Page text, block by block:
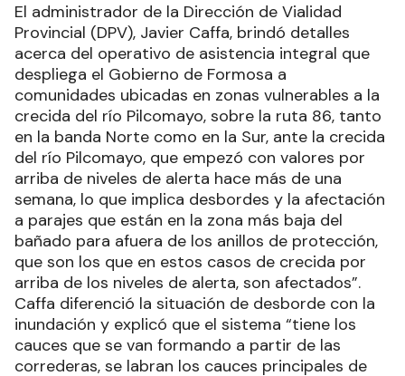
El administrador de la Dirección de Vialidad
Provincial (DPV), Javier Caffa, brindó detalles
acerca del operativo de asistencia integral que
despliega el Gobierno de Formosa a
comunidades ubicadas en zonas vulnerables a la
crecida del río Pilcomayo, sobre la ruta 86, tanto
en la banda Norte como en la Sur, ante la crecida
del río Pilcomayo, que empezó con valores por
arriba de niveles de alerta hace más de una
semana, lo que implica desbordes y la afectación
a parajes que están en la zona más baja del
bañado para afuera de los anillos de protección,
que son los que en estos casos de crecida por
arriba de los niveles de alerta, son afectados”.
Caffa diferenció la situación de desborde con la
inundación y explicó que el sistema “tiene los
cauces que se van formando a partir de las
correderas, se labran los cauces principales de